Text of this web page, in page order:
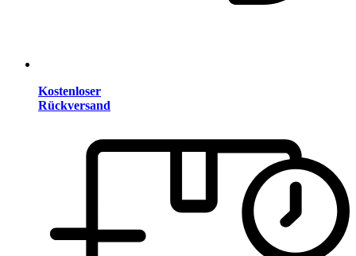
Kostenloser
Rückversand